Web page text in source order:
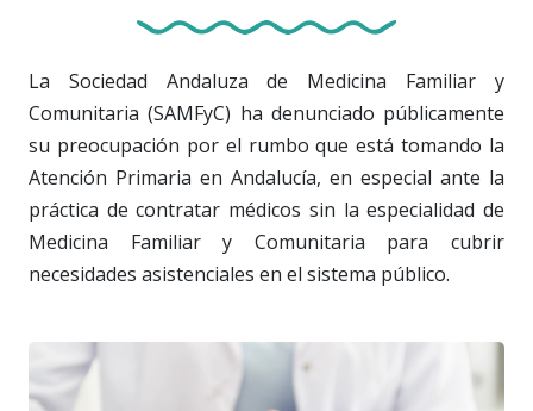
La Sociedad Andaluza de Medicina Familiar y
Comunitaria (SAMFyC) ha denunciado públicamente
su preocupación por el rumbo que está tomando la
Atención Primaria en Andalucía, en especial ante la
práctica de contratar médicos sin la especialidad de
Medicina Familiar y Comunitaria para cubrir
necesidades asistenciales en el sistema público.